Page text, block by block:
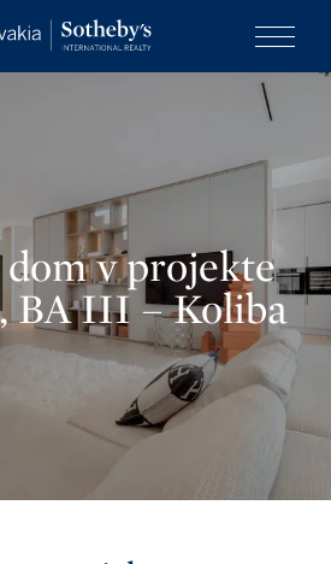
Slovakia
v projekte
BA III – Koliba